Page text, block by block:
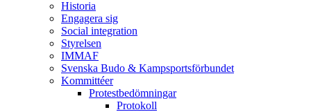
Historia
Engagera sig
Social integration
Styrelsen
IMMAF
Svenska Budo & Kampsportsförbundet
Kommittéer
Protestbedömningar
Protokoll